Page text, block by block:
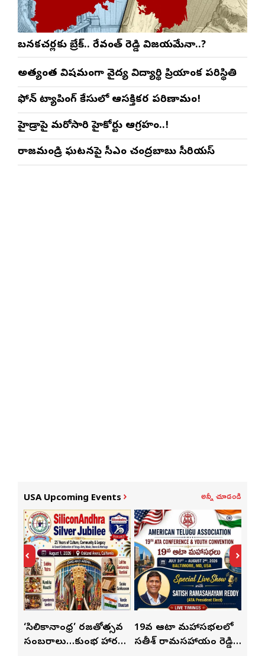
బనకచర్లకు బ్రేక్.. రేవంత్ రెడ్డి విజయమేనా..?
అత్యంత విషమంగా వైద్య విద్యార్థిని ప్రియాంక పరిస్థితి
ఫోన్ ట్యాపింగ్ కేసులో ఆసక్తికర పరిణామం!
హైడ్రాపై మరోసారి హైకోర్టు ఆగ్రహం..!
రాజమండ్రి ఘటనపై సీఎం చంద్రబాబు సీరియస్
USA Upcoming Events అన్నీ చూడండి
‘సిలికానాంధ్ర’ రజతోత్సవ
సంబరాలు…కుంభ హారతి
19వ ఆటా మహాసభలలో
సతీశ్ రామసహాయం రెడ్డి